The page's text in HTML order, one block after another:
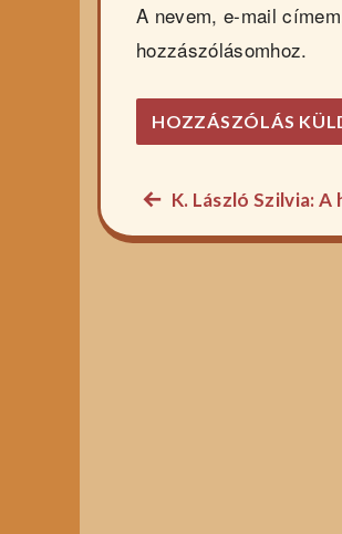
A nevem, e-mail
hozzászólásomhoz.
Bejegyzés
Előző
főzelék
K. László Szilvia: A